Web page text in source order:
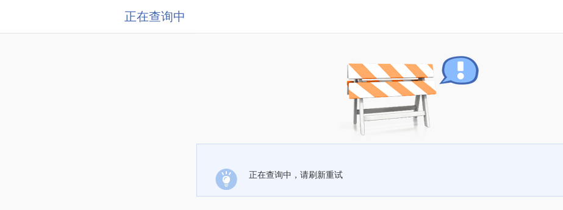
正在查询中
正在查询中，请刷新重试